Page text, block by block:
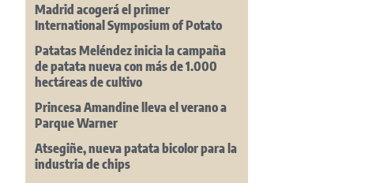
Madrid acogerá el primer
International Symposium of Potato
Patatas Meléndez inicia la campaña
de patata nueva con más de 1.000
hectáreas de cultivo
Princesa Amandine lleva el verano a
Parque Warner
Atsegiñe, nueva patata bicolor para la
industria de chips